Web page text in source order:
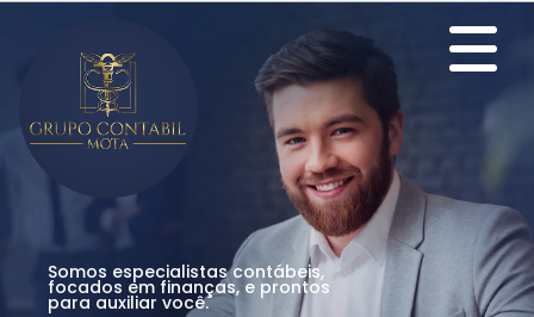
Somos especialistas contábeis,
focados em finanças, e prontos
para auxiliar você.